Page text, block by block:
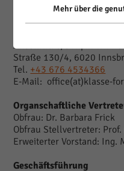
Rechtsform: Verein
ZVR-Zahl: 360026665
Anschrift: c/o Alpin WIFI
Straße 130/4, 6020
Tel. +43 676 4534366
E-Mail: office(at)klasse-
Organschaftliche
Obfrau: Dr. Barbara Frick
Obfrau Stellvertreter:
Erweiterter Vorstand: Ing.
Geschäftsführung
Mehr über die